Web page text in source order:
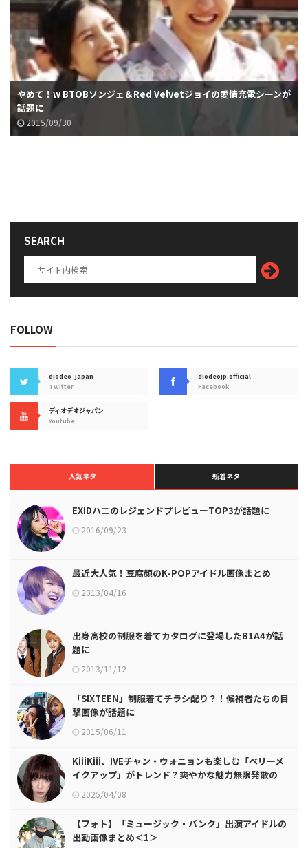
やめて！w BTOBソンジェ＆Red Velvetジョイの愛情充電シーンが
話題に
2015/09/30
SEARCH
FOLLOW
diodeo_japan
Twitter
diodeojp.official
Facebook
ディオデオジャパン
Youtube
人気ネタ 新着ネタ
EXIDハニのレジェンドプレビューTOP3が話題に
2016/09/23
最近大人気！豆腐顔のK-POPアイドル画像まとめ
2013/04/16
出身高校の制服を着てカタログに登場したB1A4が話
題に
2013/11/12
「SIXTEEN」制服着てチラシ配り？！候補者たちの目
撃画像が話題に
2015/06/11
KiiiKiii、IVEチャン・ウォニョンも楽しむ「ベリーメ
イクアップ」がトレンド？爽やかな魅力無限発散の
2025 S/Sシーズン「ベリーメイクアップ」！ 2
2025/04/08
【フォト】「ミュージック・バンク」出演アイドルの
出勤画像まとめ＜1＞